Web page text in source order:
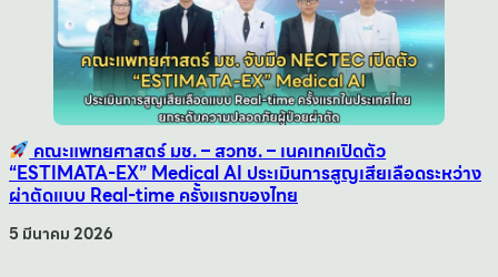
คณะแพทยศาสตร์ มช. – สวทช. – เนคเทคเปิดตัว
“ESTIMATA-EX” Medical AI ประเมินการสูญเสียเลือดระหว่าง
ผ่าตัดแบบ Real-time ครั้งแรกของไทย
5 มีนาคม 2026